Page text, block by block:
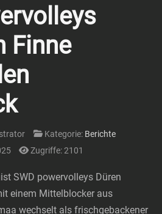
Finne
Kategorie: Berichte
Zugriffe: 2101
SWD powervolleys Düren
einem Mittelblocker aus
wechselt als frischgebackener